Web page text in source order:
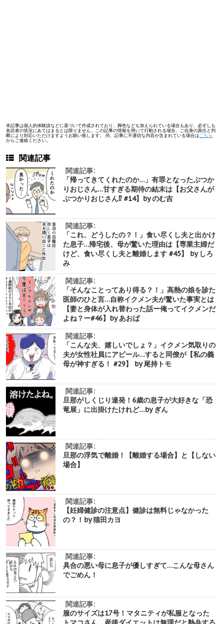
本記事は個人的体験談などに基づいて作成されており、脚色なども加えられている場合もあり、必ずしも
各読者の状況にあてはまるとは限りません。この記事の情報を用いて行動される場合、ご自身の責任と判
断により対応いただけますようお願い致します。 尚、記事に不適切な内容が含まれている場合は こちら
からご連絡ください。
関連記事
関連記事:
「帰ってきてくれたのか…」有罪となったぶつか
りおじさん…甘すぎる期待の結末は【お父さんが
ぶつかりおじさん⁉︎ #14】by のむ吉
関連記事:
「これ、どうしたの？！」食い尽くし夫と出かけ
た息子…帰宅後、母が驚いた理由は【専業主婦だ
けど、食い尽くし夫と離婚します #45】 by しろ
み
関連記事:
「そんなことってあり得る？！」高熱の娘を診た
医師のひと言…自称イクメン夫が驚いた事実とは
【妻と身体が入れ替わった話ー俺ってイクメンだ
よね？ー#46】by あおば
関連記事:
「こんな夫、嬉しいでしょ？」イクメン気取りの
夫が女性社員にアピール…すると同僚が【私の義
母が神すぎる！ #29】 by 尾持トモ
関連記事:
旦那がしくじり連発！6歳の息子が大好きな「恐
竜展」に出掛けたけれど…by ぎん
関連記事:
旦那の浮気で離婚！【離婚する場合】と【しない
場合】
関連記事:
【妊婦健診の注意点】健診は無料じゃなかった
の？！by 猫田カヨ
関連記事:
具合の悪い母に息子が優しすぎて…こんな母さん
でごめん！
関連記事:
服のサイズは17号！マタニティが私服となった